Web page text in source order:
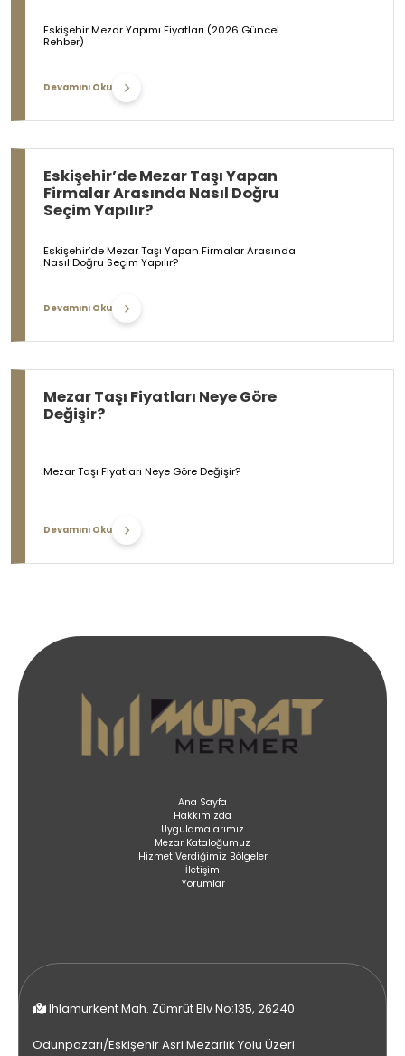
Eskişehir Mezar Yapımı Fiyatları (2026 Güncel
Rehber)
Devamını Oku
Eskişehir’de Mezar Taşı Yapan
Firmalar Arasında Nasıl Doğru
Seçim Yapılır?
Eskişehir’de Mezar Taşı Yapan Firmalar Arasında
Nasıl Doğru Seçim Yapılır?
Devamını Oku
Mezar Taşı Fiyatları Neye Göre
Değişir?
Mezar Taşı Fiyatları Neye Göre Değişir?
Devamını Oku
Ana Sayfa
Hakkımızda
Uygulamalarımız
Mezar Kataloğumuz
Hizmet Verdiğimiz Bölgeler
İletişim
Yorumlar
Ihlamurkent Mah. Zümrüt Blv No:135, 26240
Odunpazarı/Eskişehir Asri Mezarlık Yolu Üzeri